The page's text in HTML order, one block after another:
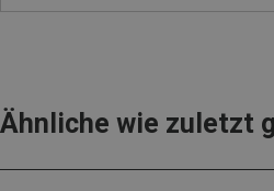
Ähnliche wie zuletzt